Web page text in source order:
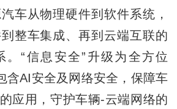
车从物理硬件到软件系统，
整车集成、再到云端互联的
。“信息安全”升级为全方位
含AI安全及网络安全，保障车
应用，守护车辆-云端网络的